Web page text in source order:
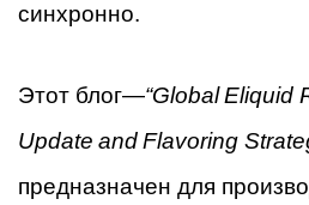
синхронно.
Этот блог—“Global Eliquid
Update and Flavoring
предназначен для